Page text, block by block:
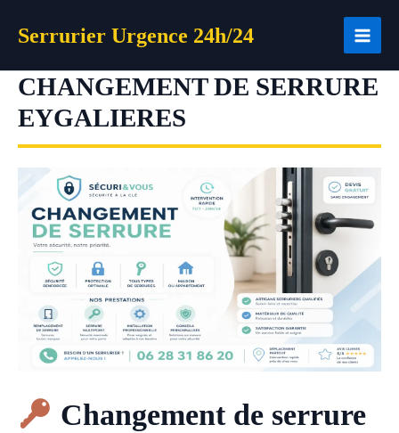
Serrurier Urgence 24h/24
CHANGEMENT DE SERRURE
EYGALIERES
Changement de serrure